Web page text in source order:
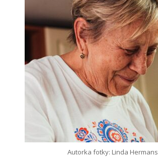
Autorka fotky: Linda Hermans